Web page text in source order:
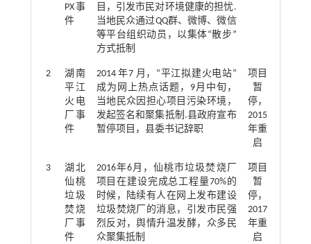
PX事
件
目，引发市民对环境健康的担忧.
当地民众通过QQ群、微博、微信
等平台组织动员，以集体“散步”
方式抵制
2
湖南
平江
火电
厂事
件
2014 年7 月，“平江拟建火电站”
成为网上热点话题，9月中旬，
当地民众因担心项目污染环境，
发起签名和聚集抵制.县政府宣布
暂停项目，县委书记辞职
项目
暂
停，
2015
年重
启
3
湖北
仙桃
垃圾
焚烧
厂事
件
2016年6月，仙桃市垃圾焚烧厂
项目在建设完成总工程量70%的
时候，陆续有人在网上发布建设
垃圾焚烧厂的消息，引发市民强
烈反对，舆情升温发酵，众多民
众聚集抵制
项目
暂
停，
2017
年重
启